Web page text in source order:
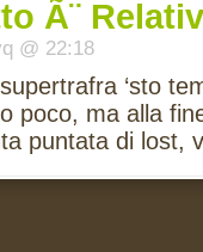
Ã¨
@ 22:18
‘sto
poco, ma alla
puntata di lost,